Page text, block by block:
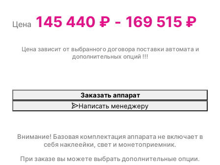
Цена 145 440 ₽ - 169 515 ₽
Цена зависит от выбранного договора поставки автомата и
дополнительных опций !!!
Заказать аппарат
Написать менеджеру
Внимание! Базовая комплектация аппарата не включает в
себя наклеейки, свет и монетоприемник.
При заказе вы можете выбрать дополнительные опции.